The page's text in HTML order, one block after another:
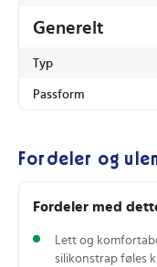
Generelt
Typ
Passform
Fordeler og
Fordeler med
Lett og
silikonstrap føles